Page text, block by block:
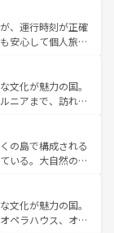
なる文化を体験で
報はコンテンツ一覧
新着の
ほしい。
雅なアフタヌーン
パブ、サッカー観
富。イギリスを旅
、運行時刻が正確
安心して個人旅行
ではのユニークな
町歩きも満喫する
価も高いが、旅行
なお、新
照してほしい。
文化が魅力の国。
ニアまで、訪れる
グ、エンターテイ
。一方、アメリカ
ニオンやイエロー
が融合した独特の
で異なる魅力を楽
感じることができ
の島で構成される
いる。大自然の神
地といえばオアフ
島やカウアイ島が
をはじめ、豊かな
文化が魅力の国。
ペラハウス、オー